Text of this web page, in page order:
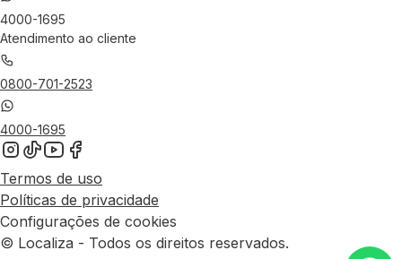
4000-1695
Atendimento ao cliente
0800-701-2523
4000-1695
Termos de uso
Políticas de privacidade
Configurações de cookies
© Localiza - Todos os direitos reservados.